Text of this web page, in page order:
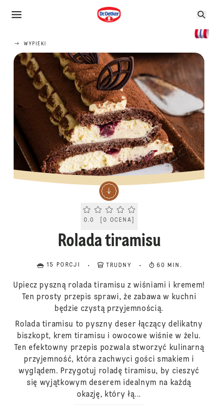
WYPIEKI
Current rating 0.0. Click to rate.
0.0 0 OCENA
Rolada tiramisu
15 PORCJI TRUDNY 60 MIN.
Upiecz pyszną rolada tiramisu z wiśniami i kremem!
Ten prosty przepis sprawi, że zabawa w kuchni
będzie czystą przyjemnością.
Rolada tiramisu to pyszny deser łączący delikatny
biszkopt, krem tiramisu i owocowe wiśnie w żelu.
Ten efektowny przepis pozwala stworzyć kulinarną
przyjemność, która zachwyci gości smakiem i
wyglądem. Przygotuj roladę tiramisu, by cieszyć
się wyjątkowym deserem idealnym na każdą
okazję, który łą...